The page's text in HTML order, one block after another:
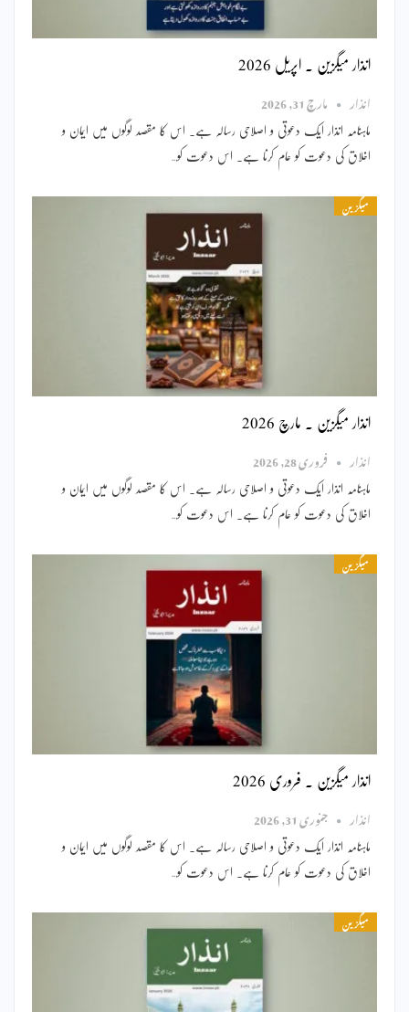
انذار میگزین ۔ اپریل 2026
انذار مارچ 31, 2026
ماہنامہ انذار ایک دعوتی و اصلاحی رسالہ ہے۔ اس کا مقصد لوگوں میں ایمان و
اخلاق کی دعوت کو عام کرنا ہے۔ اس دعوت کو…
میگزین
انذار میگزین ۔ مارچ 2026
انذار فروری 28, 2026
ماہنامہ انذار ایک دعوتی و اصلاحی رسالہ ہے۔ اس کا مقصد لوگوں میں ایمان و
اخلاق کی دعوت کو عام کرنا ہے۔ اس دعوت کو…
میگزین
انذار میگزین ۔ فروری 2026
انذار جنوری 31, 2026
ماہنامہ انذار ایک دعوتی و اصلاحی رسالہ ہے۔ اس کا مقصد لوگوں میں ایمان و
اخلاق کی دعوت کو عام کرنا ہے۔ اس دعوت کو…
میگزین